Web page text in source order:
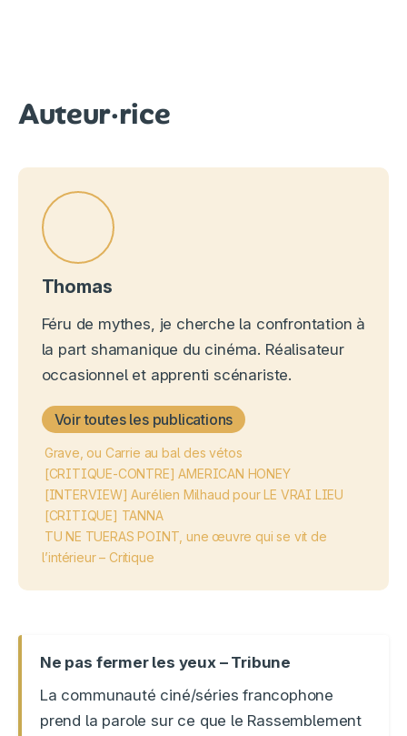
Auteur·rice
Thomas
Féru de mythes, je cherche la confrontation à
la part shamanique du cinéma. Réalisateur
occasionnel et apprenti scénariste.
Voir toutes les publications
Grave, ou Carrie au bal des vétos
[CRITIQUE-CONTRE] AMERICAN HONEY
[INTERVIEW] Aurélien Milhaud pour LE VRAI LIEU
[CRITIQUE] TANNA
TU NE TUERAS POINT, une œuvre qui se vit de
l’intérieur – Critique
Ne pas fermer les yeux – Tribune
La communauté ciné/séries francophone
prend la parole sur ce que le Rassemblement